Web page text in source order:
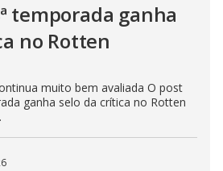
temporada ganha
no Rotten
muito bem avaliada O post
ganha selo da crítica no Rotten